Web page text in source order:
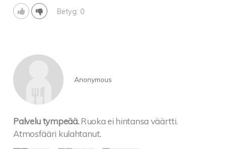
Betyg: 0
Anonymous
Palvelu tympeää. Ruoka ei hintansa väärtti.
Atmosfääri kulahtanut.